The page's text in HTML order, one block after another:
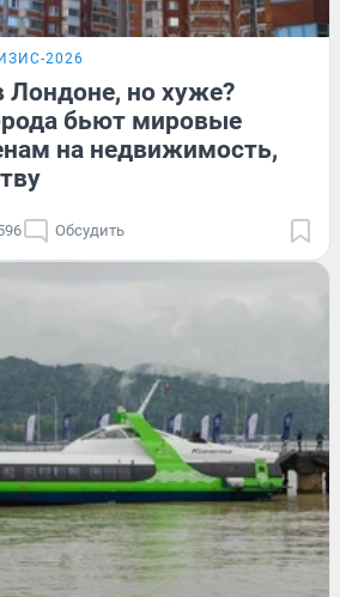
2026
но хуже?
бьют мировые
на недвижимость,
Обсудить